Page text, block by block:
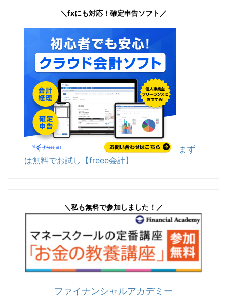
＼fxにも対応！確定申告ソフト／
まず
は無料でお試し【freee会計】
＼私も無料で参加しました！／
ファイナンシャルアカデミー